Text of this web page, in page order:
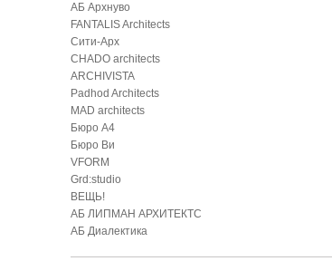
АБ Архнуво
FANTALIS Architects
Сити-Арх
CHADO architects
ARCHIVISTA
Padhod Architects
MAD architects
Бюро А4
Бюро Ви
VFORM
Grd:studio
ВЕЩЬ!
АБ ЛИПМАН АРХИТЕКТС
АБ Диалектика